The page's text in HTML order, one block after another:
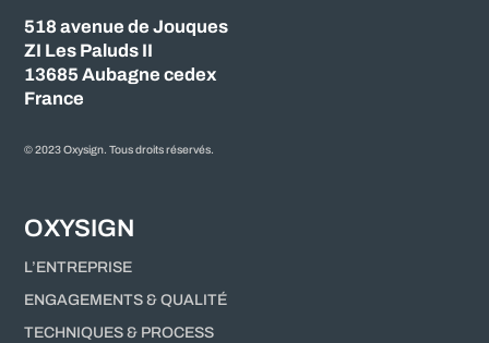
518 avenue de Jouques
ZI Les Paluds II
13685 Aubagne cedex
France
© 2023 Oxysign. Tous droits réservés.
OXYSIGN
L’ENTREPRISE
ENGAGEMENTS & QUALITÉ
TECHNIQUES & PROCESS